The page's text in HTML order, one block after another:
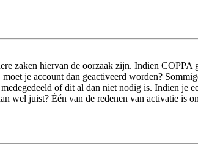
zaken hiervan de oorzaak zijn. Indien COPPA
je account dan geactiveerd worden?
of dit al dan niet nodig is. Indien je
wel juist? Één van de redenen van activatie is